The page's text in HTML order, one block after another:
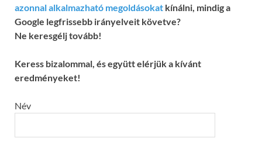
azonnal alkalmazható megoldásokat kínálni, mindig a
Google legfrissebb irányelveit követve?
Ne keresgélj tovább!
Keress bizalommal, és együtt elérjük a kívánt
eredményeket!
Név